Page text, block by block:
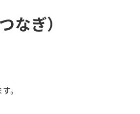
なぎ）
。